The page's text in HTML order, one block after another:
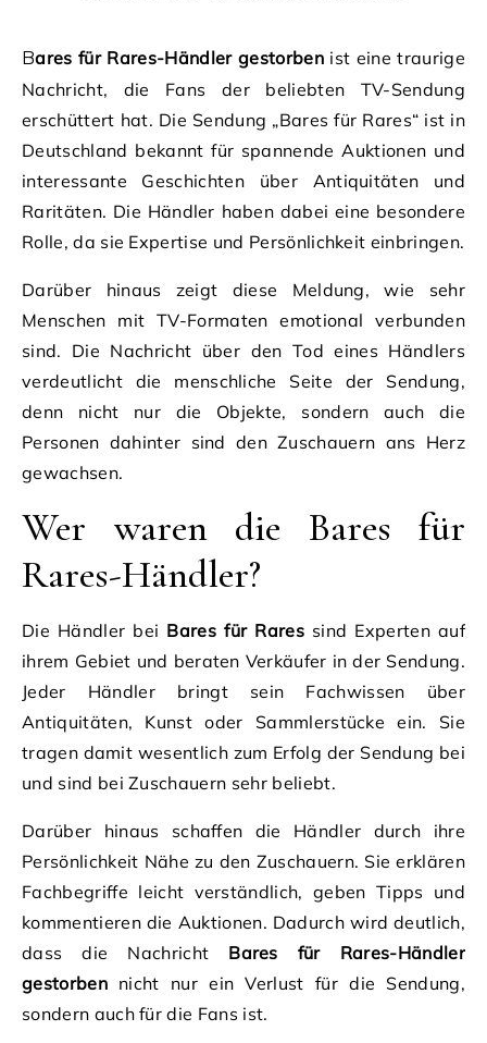
Bares für Rares-Händler gestorbenist eine traurige
Nachricht, die Fans der beliebten TV-Sendung
erschüttert hat. Die Sendung „Bares für Rares“ ist in
Deutschland bekannt für spannende Auktionen und
interessante Geschichten über Antiquitäten und
Raritäten. Die Händler haben dabei eine besondere
Rolle, da sie Expertise und Persönlichkeit einbringen.
Darüber hinaus zeigt diese Meldung, wie sehr
Menschen mit TV-Formaten emotional verbunden
sind. Die Nachricht über den Tod eines Händlers
verdeutlicht die menschliche Seite der Sendung,
denn nicht nur die Objekte, sondern auch die
Personen dahinter sind den Zuschauern ans Herz
gewachsen.
Wer waren die Bares für
Rares-Händler?
Die Händler bei Bares für Raressind Experten auf
ihrem Gebiet und beraten Verkäufer in der Sendung.
Jeder Händler bringt sein Fachwissen über
Antiquitäten, Kunst oder Sammlerstücke ein. Sie
tragen damit wesentlich zum Erfolg der Sendung bei
und sind bei Zuschauern sehr beliebt.
Darüber hinaus schaffen die Händler durch ihre
Persönlichkeit Nähe zu den Zuschauern. Sie erklären
Fachbegriffe leicht verständlich, geben Tipps und
kommentieren die Auktionen. Dadurch wird deutlich,
dass die Nachricht Bares für Rares-Händler
gestorbennicht nur ein Verlust für die Sendung,
sondern auch für die Fans ist.